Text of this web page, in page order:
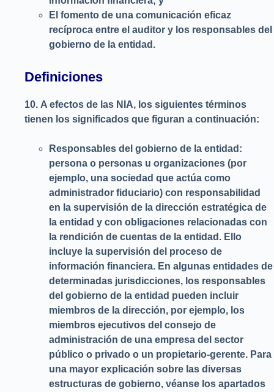
El fomento de una comunicación eficaz
recíproca entre el auditor y los responsables del
gobierno de la entidad.
Definiciones
10. A efectos de las NIA, los siguientes términos
tienen los significados que figuran a continuación:
Responsables del gobierno de la entidad:
persona o personas u organizaciones (por
ejemplo, una sociedad que actúa como
administrador fiduciario) con responsabilidad
en la supervisión de la dirección estratégica de
la entidad y con obligaciones relacionadas con
la rendición de cuentas de la entidad. Ello
incluye la supervisión del proceso de
información financiera. En algunas entidades de
determinadas jurisdicciones, los responsables
del gobierno de la entidad pueden incluir
miembros de la dirección, por ejemplo, los
miembros ejecutivos del consejo de
administración de una empresa del sector
público o privado o un propietario-gerente. Para
una mayor explicación sobre las diversas
estructuras de gobierno, véanse los apartados